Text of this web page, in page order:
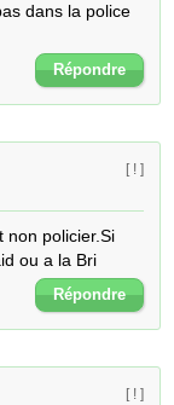
dans la police
Répondre
[ ! ]
non policier.Si
ou a la Bri
Répondre
[ ! ]